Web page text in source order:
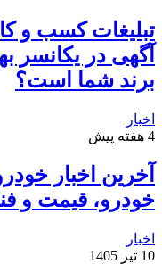
تبلیغات کسب و
آگهی در یکانسر
برند شما است؟
اخبار
4 هفته پیش
آخرین اخبار
خودرو، قیمت و
اخبار
10 تیر 1405